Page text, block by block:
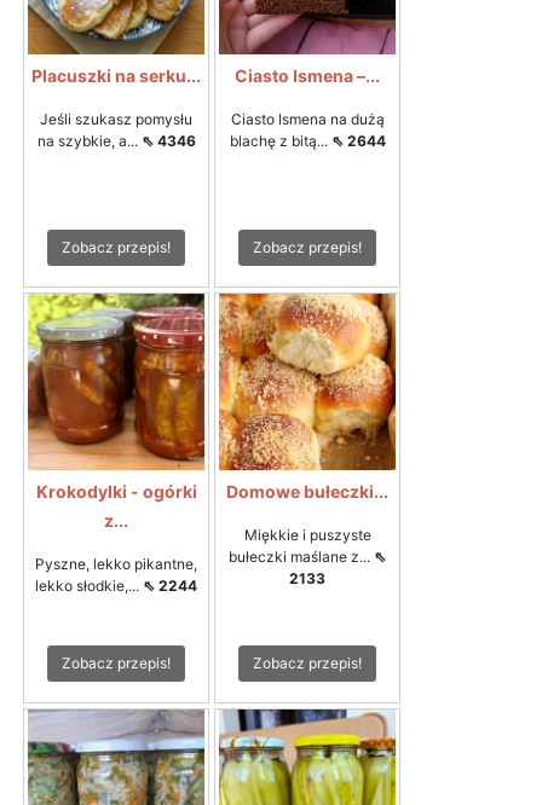
Placuszki na serku...
Jeśli szukasz pomysłu
na szybkie, a... ⇖ 4346
Zobacz przepis!
Ciasto Ismena –...
Ciasto Ismena na dużą
blachę z bitą... ⇖ 2644
Zobacz przepis!
Krokodylki - ogórki
z...
Pyszne, lekko pikantne,
lekko słodkie,... ⇖ 2244
Zobacz przepis!
Domowe bułeczki...
Miękkie i puszyste
bułeczki maślane z... ⇖
2133
Zobacz przepis!